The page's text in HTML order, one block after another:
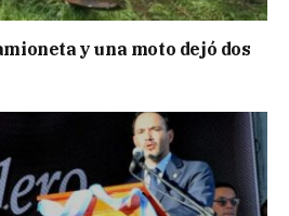
y una moto dejó dos